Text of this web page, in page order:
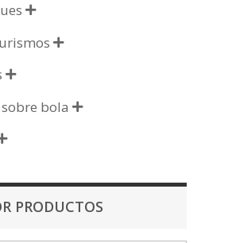



bola 
PRODUCTOS